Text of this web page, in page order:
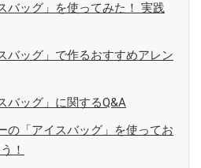
バッグ」を使ってみた！ 実践
バッグ」で作るおすすめアレン
バッグ」に関するQ&A
の「アイスバッグ」を使ってお
！